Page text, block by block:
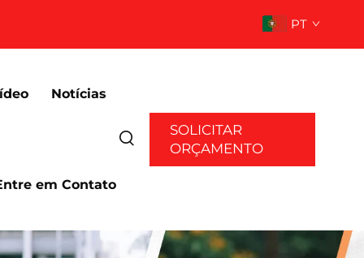
PT
Notícias
em Contato
SOLICITAR
ORÇAMENTO